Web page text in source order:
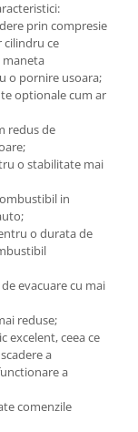
prin compresie
cilindru ce
maneta
o pornire usoara;
optionale cum ar
redus de
o stabilitate mai
in
o durata de
evacuare cu mai
reduse;
excelent, ceea ce
a
a
comenzile